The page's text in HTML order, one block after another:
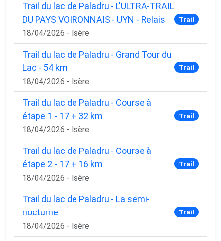
Trail du lac de Paladru - L'ULTRA-TRAIL
DU PAYS VOIRONNAIS - UYN - Relais
18/04/2026 - Isère
Trail
Trail du lac de Paladru - Grand Tour du
Lac - 54 km
18/04/2026 - Isère
Trail
Trail du lac de Paladru - Course à
étape 1 - 17 + 32 km
18/04/2026 - Isère
Trail
Trail du lac de Paladru - Course à
étape 2 - 17 + 16 km
18/04/2026 - Isère
Trail
Trail du lac de Paladru - La semi-
nocturne
18/04/2026 - Isère
Trail